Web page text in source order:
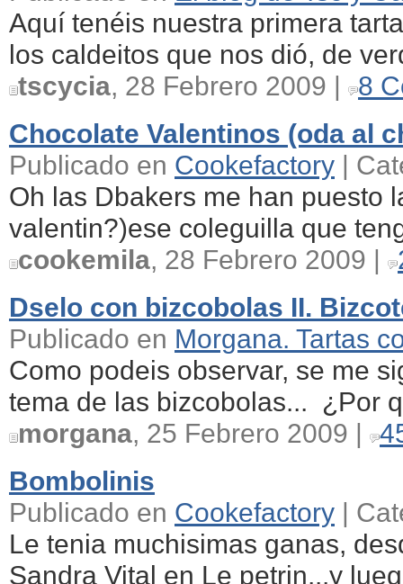
Aquí tenéis nuestra primera
los caldeitos que nos dió, de
tscycia, 28 Febrero 2009 |
8
Chocolate Valentinos (oda al
Publicado en Cookefactory |
Oh las Dbakers me han puesto
valentin?)ese coleguilla que
cookemila, 28 Febrero 2009 |
Dselo con bizcobolas II.
Publicado en Morgana. Tartas
Como podeis observar, se me
tema de las bizcobolas... ¿Por
morgana, 25 Febrero 2009 |
Bombolinis
Publicado en Cookefactory |
Le tenia muchisimas ganas,
Sandra Vital en Le petrin...y